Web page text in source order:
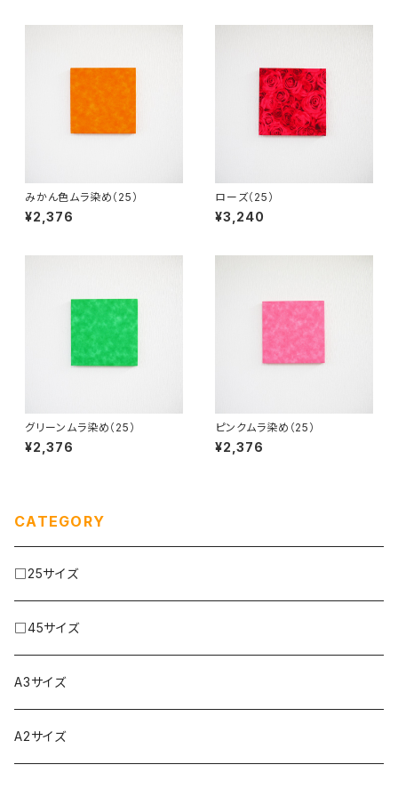
みかん色ムラ染め（25）
¥2,376
ローズ（25）
¥3,240
グリーンムラ染め（25）
¥2,376
ピンクムラ染め（25）
¥2,376
CATEGORY
□25サイズ
□45サイズ
A3サイズ
A2サイズ